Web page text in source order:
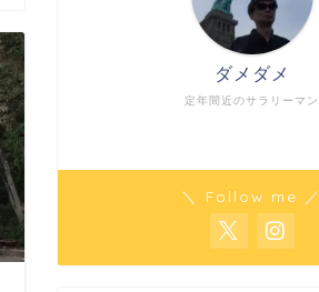
定年間近のサラリーマン
ダメダメ
＼ Follow me ／